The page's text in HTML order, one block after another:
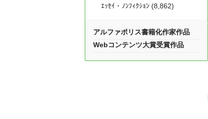
ｴｯｾｲ・ﾉﾝﾌｨｸｼｮﾝ (8,862)
アルファポリス書籍化作家作品
Webコンテンツ大賞受賞作品